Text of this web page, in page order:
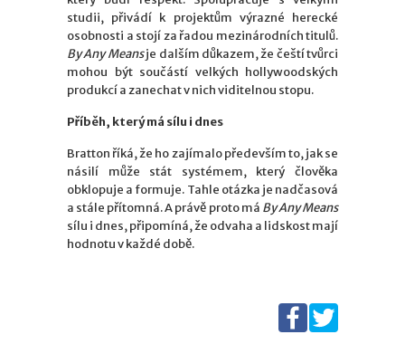
studii, přivádí k projektům výrazné herecké
osobnosti a stojí za řadou mezinárodních titulů.
By Any Meansje dalším důkazem, že čeští tvůrci
mohou být součástí velkých hollywoodských
produkcí a zanechat v nich viditelnou stopu.
Příběh, který má sílu i dnes
Bratton říká, že ho zajímalo především to, jak se
násilí může stát systémem, který člověka
obklopuje a formuje. Tahle otázka je nadčasová
a stále přítomná. A právě proto má By Any Means
sílu i dnes, připomíná, že odvaha a lidskost mají
hodnotu v každé době.